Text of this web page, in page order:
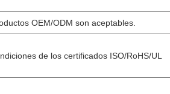
OEM/ODM son aceptables.
de los certificados ISO/RoHS/UL